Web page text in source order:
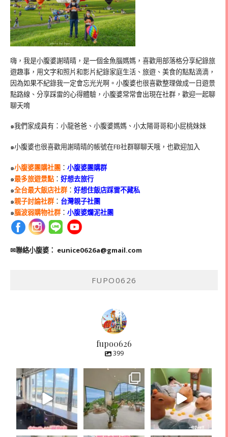
嗨，我是小腹婆謝晴晴，是一個金魚腦媽媽，喜歡用部落格分享紀錄旅
遊趣事，用文字和照片和影片紀錄家庭生活、旅遊、美食的點點滴滴，
因為如果不紀錄我一定會忘光光啊。小腹婆也很喜歡整理做成一日遊景
點路線、分享踩雷的心得體驗，小腹婆常常會出現在社群，歡迎一起聊
聊天唷
๑我們家成員有：小龍爸爸、小腹婆媽媽、小太陽哥哥和小屁桃妹妹
๑小腹婆也很喜歡用謝晴晴的帳號在FB社群聊聊天哦，也歡迎加入
๑小腹婆團購社團 ： 小腹婆團購群
๑最多旅遊景點： 好想去旅行
๑全台最大飯店社群： 好想住飯店踩雷不藏私
๑親子討論社群： 台灣親子社團
๑腦波弱購物社群： 小腹婆爛泥社團
✉聯絡小腹婆： eunice0626a@gmail.com
FUPO0626
fupo0626
399